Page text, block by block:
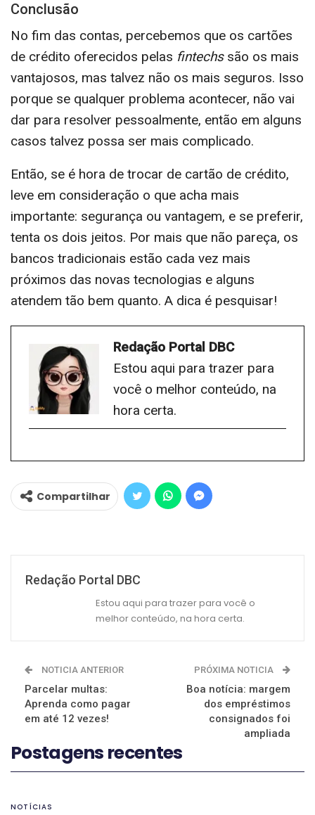
Conclusão
No fim das contas, percebemos que os cartões
de crédito oferecidos pelas fintechs são os mais
vantajosos, mas talvez não os mais seguros. Isso
porque se qualquer problema acontecer, não vai
dar para resolver pessoalmente, então em alguns
casos talvez possa ser mais complicado.
Então, se é hora de trocar de cartão de crédito,
leve em consideração o que acha mais
importante: segurança ou vantagem, e se preferir,
tenta os dois jeitos. Por mais que não pareça, os
bancos tradicionais estão cada vez mais
próximos das novas tecnologias e alguns
atendem tão bem quanto. A dica é pesquisar!
Redação Portal DBC
Estou aqui para trazer para
você o melhor conteúdo, na
hora certa.
Compartilhar
Redação Portal DBC
Estou aqui para trazer para você o
melhor conteúdo, na hora certa.
NOTICIA ANTERIOR
Parcelar multas:
Aprenda como pagar
em até 12 vezes!
PRÓXIMA NOTICIA
Boa notícia: margem
dos empréstimos
consignados foi
ampliada
Postagens recentes
NOTÍCIAS